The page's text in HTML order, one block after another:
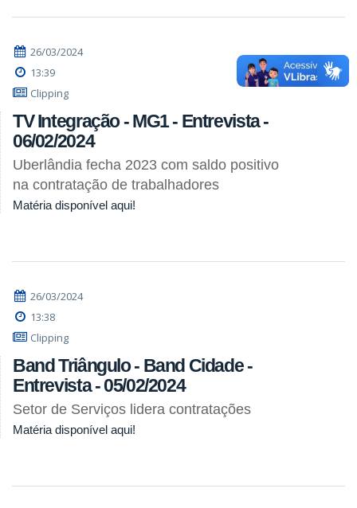
26/03/2024
13:39
Clipping
TV Integração - MG1 - Entrevista -
06/02/2024
Uberlândia fecha 2023 com saldo positivo
na contratação de trabalhadores
Matéria disponível aqui!
26/03/2024
13:38
Clipping
Band Triângulo - Band Cidade -
Entrevista - 05/02/2024
Setor de Serviços lidera contratações
Matéria disponível aqui!